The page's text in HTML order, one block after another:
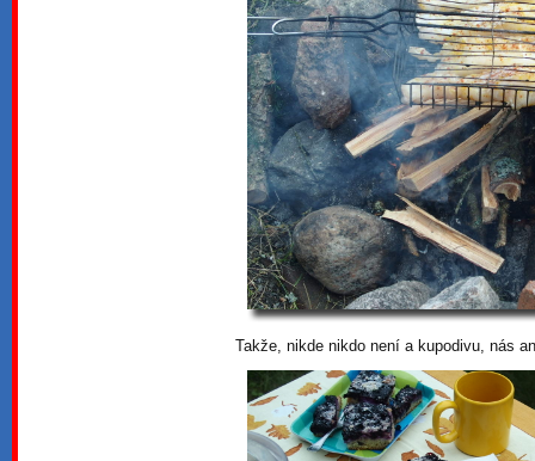
Takže, nikde nikdo není a kupodivu, nás